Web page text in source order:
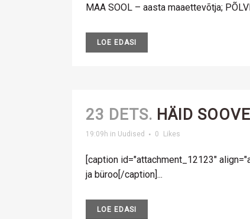
MAA SOOL – aasta maaettevõtja;
LOE EDASI
23 DETS. HÄID SOOVE
19:09h in Uudised 0 Likes
[caption id="attachment_12123"
ja büroo[/caption]...
LOE EDASI